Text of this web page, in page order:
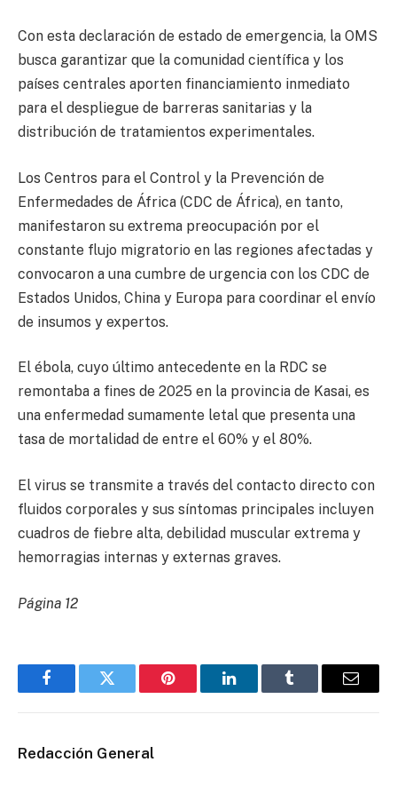
Con esta declaración de estado de emergencia, la OMS
busca garantizar que la comunidad científica y los
países centrales aporten financiamiento inmediato
para el despliegue de barreras sanitarias y la
distribución de tratamientos experimentales.
Los Centros para el Control y la Prevención de
Enfermedades de África (CDC de África), en tanto,
manifestaron su extrema preocupación por el
constante flujo migratorio en las regiones afectadas y
convocaron a una cumbre de urgencia con los CDC de
Estados Unidos, China y Europa para coordinar el envío
de insumos y expertos.
El ébola, cuyo último antecedente en la RDC se
remontaba a fines de 2025 en la provincia de Kasai, es
una enfermedad sumamente letal que presenta una
tasa de mortalidad de entre el 60% y el 80%.
El virus se transmite a través del contacto directo con
fluidos corporales y sus síntomas principales incluyen
cuadros de fiebre alta, debilidad muscular extrema y
hemorragias internas y externas graves.
Página 12
FacebookTwitter Pinterest LinkedInTumblr Email
Redacción General